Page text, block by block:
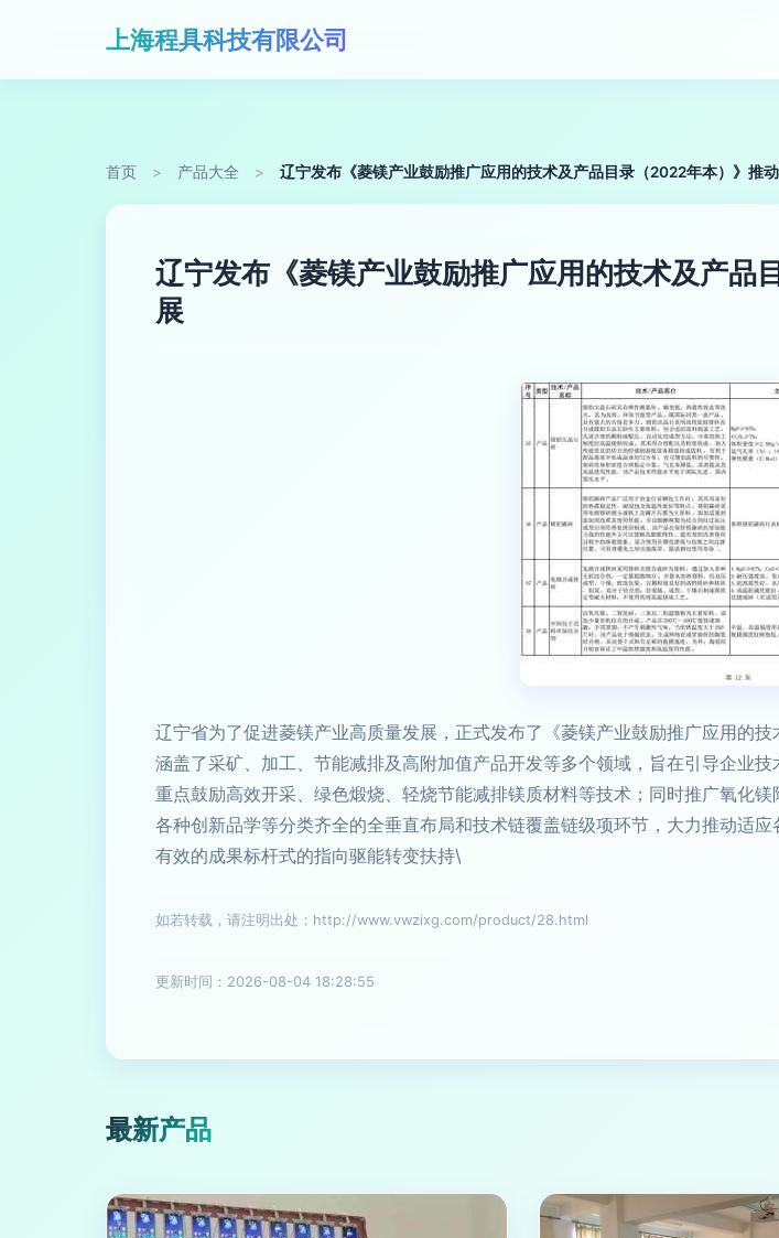
上海程具科技有限公司
首页 > 产品大全 > 辽宁发布《菱镁产业鼓励推广应用的技术及产品目录（2022年本）》推
辽宁发布《菱镁产业鼓励推广应用的技术及产
展
辽宁省为了促进菱镁产业高质量发展，正式发布了《菱镁产业鼓励推广应用的
涵盖了采矿、加工、节能减排及高附加值产品开发等多个领域，旨在引导企业
重点鼓励高效开采、绿色煅烧、轻烧节能减排镁质材料等技术；同时推广氧化
各种创新品学等分类齐全的全垂直布局和技术链覆盖链级项环节，大力推动适
有效的成果标杆式的指向驱能转变扶持\
如若转载，请注明出处：http://www.vwzixg.com/product/28.html
更新时间：2026-08-04 18:28:55
最新产品